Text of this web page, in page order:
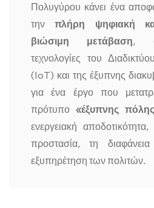
Πολυγύρου κάνει ένα
τηνπλήρη ψηφιακή
βιώσιμη μετάβαση,
τεχνολογίες του
(IoT) και της έξυπνης
για ένα έργο που
πρότυπο «έξυπνης
ενεργειακή
προστασία, τη
εξυπηρέτηση των πολιτών.